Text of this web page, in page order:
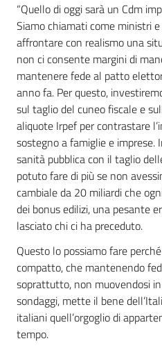
“Quello di oggi sarà un Cdm
Siamo chiamati come ministri
affrontare con realismo una
non ci consente margini di
mantenere fede al patto
anno fa. Per questo,
sul taglio del cuneo fiscale e
aliquote Irpef per contrastare
sostegno a famiglie e
sanità pubblica con il taglio
potuto fare di più se non
cambiale da 20 miliardi che
dei bonus edilizi, una pesante
lasciato chi ci ha preceduto.
Questo lo possiamo fare
compatto, che mantenendo
soprattutto, non muovendosi
sondaggi, mette il bene
italiani quell’orgoglio di
tempo.